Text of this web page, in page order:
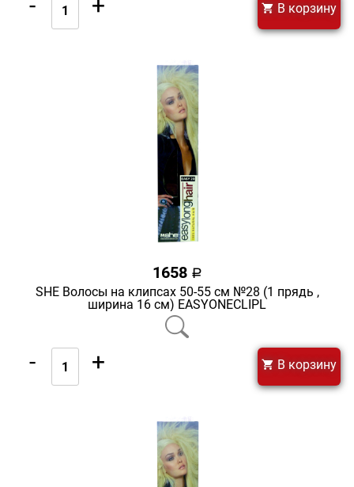
В корзину
1658 a
SHE Волосы на клипсах 50-55 см №28 (1 прядь ,
ширина 16 см) EASYONECLIPL
- + В корзину